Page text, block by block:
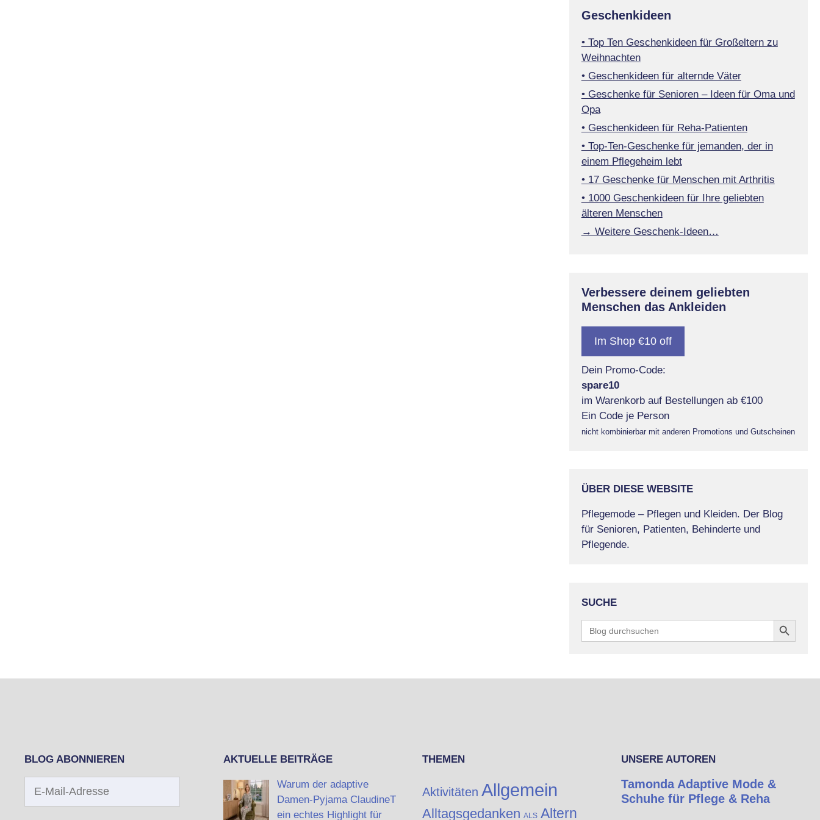
Geschenkideen
• Top Ten Geschenkideen für Großeltern zu
Weihnachten
• Geschenkideen für alternde Väter
• Geschenke für Senioren – Ideen für Oma und
Opa
• Geschenkideen für Reha-Patienten
• Top-Ten-Geschenke für jemanden, der in
einem Pflegeheim lebt
• 17 Geschenke für Menschen mit Arthritis
• 1000 Geschenkideen für Ihre geliebten
älteren Menschen
→ Weitere Geschenk-Ideen…
Verbessere deinem geliebten
Menschen das Ankleiden
Im Shop €10 off
Dein Promo-Code:
spare10
im Warenkorb auf Bestellungen ab €100
Ein Code je Person
nicht kombinierbar mit anderen Promotions und Gutscheinen
ÜBER DIESE WEBSITE
Pflegemode – Pflegen und Kleiden. Der Blog
für Senioren, Patienten, Behinderte und
Pflegende.
SUCHE
Search
for:
Search Button
BLOG ABONNIEREN
Mail-
AKTUELLE BEITRÄGE
Warum der adaptive
Damen-Pyjama ClaudineT
ein echtes Highlight für
THEMEN
Aktivitäten Allgemein
Alltagsgedanken ALS Altern
UNSERE AUTOREN
Tamonda Adaptive Mode &
Schuhe für Pflege & Reha